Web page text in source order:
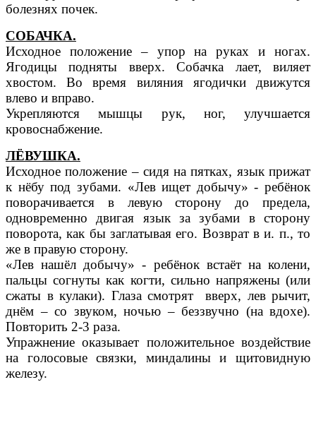
болезнях почек.
СОБАЧКА.
Исходное положение – упор на руках и ногах.
Ягодицы подняты вверх. Собачка лает, виляет
хвостом. Во время виляния ягодички движутся
влево и вправо.
Укрепляются мышцы рук, ног, улучшается
кровоснабжение.
ЛЁВУШКА.
Исходное положение – сидя на пятках, язык прижат
к нёбу под зубами. «Лев ищет добычу» - ребёнок
поворачивается в левую сторону до предела,
одновременно двигая язык за зубами в сторону
поворота, как бы заглатывая его. Возврат в и. п., то
же в правую сторону.
«Лев нашёл добычу» - ребёнок встаёт на колени,
пальцы согнуты как когти, сильно напряжены (или
сжаты в кулаки). Глаза смотрят вверх, лев рычит,
днём – со звуком, ночью – беззвучно (на вдохе).
Повторить 2-3 раза.
Упражнение оказывает положительное воздействие
на голосовые связки, миндалины и щитовидную
железу.